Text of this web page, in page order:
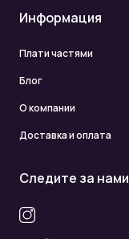
Информация
Плати частями
Блог
О компании
Доставка и оплата
Следите за нами